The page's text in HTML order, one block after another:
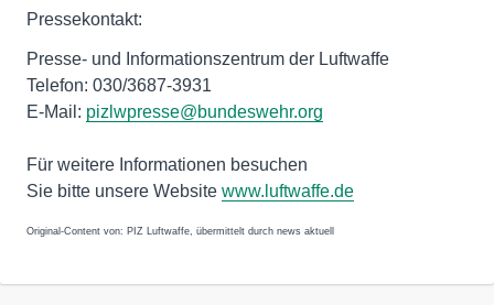
Pressekontakt:
Presse- und Informationszentrum der Luftwaffe
Telefon: 030/3687-3931
E-Mail: pizlwpresse@bundeswehr.org
Für weitere Informationen besuchen
Sie bitte unsere Website www.luftwaffe.de
Original-Content von: PIZ Luftwaffe, übermittelt durch news aktuell